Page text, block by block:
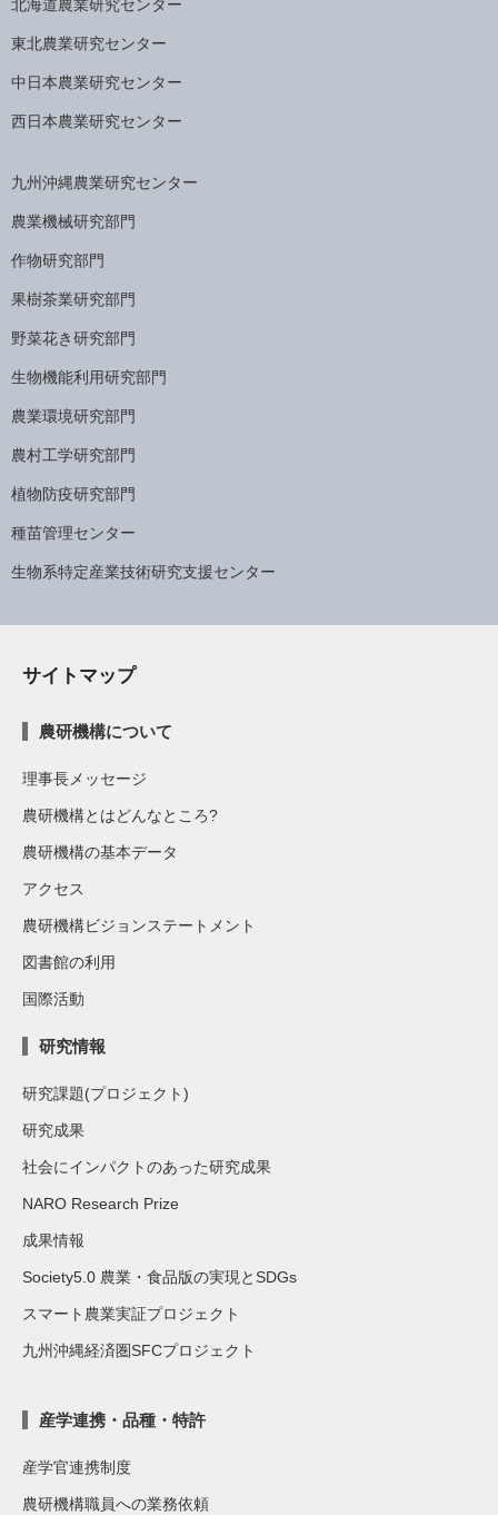
北海道農業研究センター
東北農業研究センター
中日本農業研究センター
西日本農業研究センター
九州沖縄農業研究センター
農業機械研究部門
作物研究部門
果樹茶業研究部門
野菜花き研究部門
生物機能利用研究部門
農業環境研究部門
農村工学研究部門
植物防疫研究部門
種苗管理センター
生物系特定産業技術研究支援センター
サイトマップ
農研機構について
理事長メッセージ
農研機構とはどんなところ?
農研機構の基本データ
アクセス
農研機構ビジョンステートメント
図書館の利用
国際活動
研究情報
研究課題(プロジェクト)
研究成果
社会にインパクトのあった研究成果
NARO Research Prize
成果情報
Society5.0 農業・食品版の実現とSDGs
スマート農業実証プロジェクト
九州沖縄経済圏SFCプロジェクト
産学連携・品種・特許
産学官連携制度
農研機構職員への業務依頼